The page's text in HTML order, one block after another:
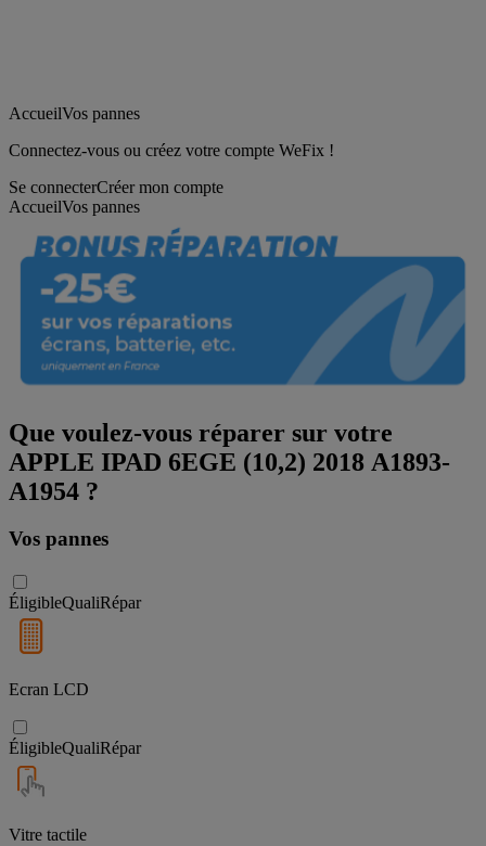
AccueilVos pannes
Connectez-vous ou créez votre compte WeFix !
Se connecterCréer mon compte
AccueilVos pannes
Que voulez-vous réparer sur votre
APPLE IPAD 6EGE (10,2) 2018 A1893-
A1954 ?
Vos pannes
ÉligibleQualiRépar
Ecran LCD
ÉligibleQualiRépar
Vitre tactile